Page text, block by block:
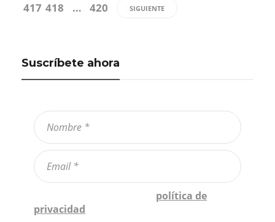
417 418 … 420 SIGUIENTE
Suscríbete ahora
política de
privacidad